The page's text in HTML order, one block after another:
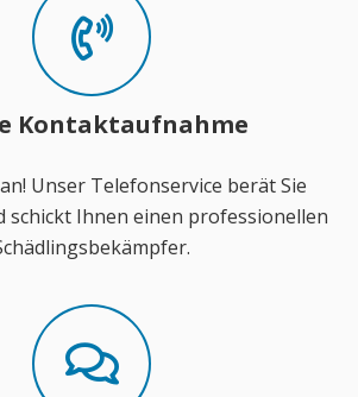
Kontaktaufnahme
Unser Telefonservice berät Sie
schickt Ihnen einen professionellen